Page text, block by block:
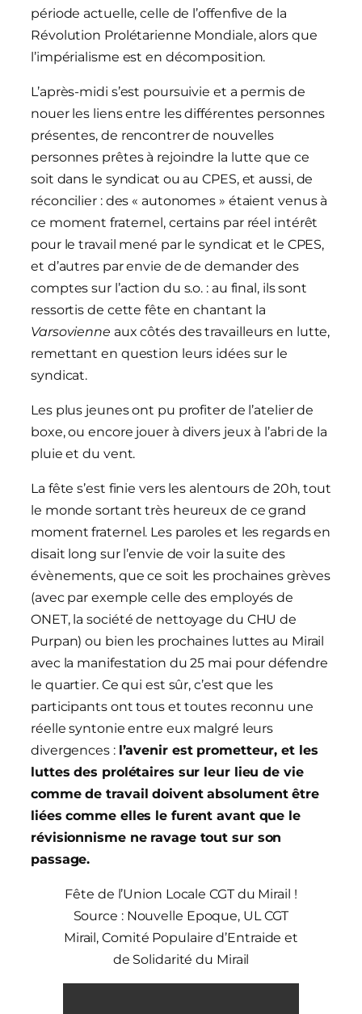
période actuelle, celle de l’offenfive de la
Révolution Prolétarienne Mondiale, alors que
l’impérialisme est en décomposition.
L’après-midi s’est poursuivie et a permis de
nouer les liens entre les différentes personnes
présentes, de rencontrer de nouvelles
personnes prêtes à rejoindre la lutte que ce
soit dans le syndicat ou au CPES, et aussi, de
réconcilier : des « autonomes » étaient venus à
ce moment fraternel, certains par réel intérêt
pour le travail mené par le syndicat et le CPES,
et d’autres par envie de de demander des
comptes sur l’action du s.o. : au final, ils sont
ressortis de cette fête en chantant la
Varsovienne aux côtés des travailleurs en lutte,
remettant en question leurs idées sur le
syndicat.
Les plus jeunes ont pu profiter de l’atelier de
boxe, ou encore jouer à divers jeux à l’abri de la
pluie et du vent.
La fête s’est finie vers les alentours de 20h, tout
le monde sortant très heureux de ce grand
moment fraternel. Les paroles et les regards en
disait long sur l’envie de voir la suite des
évènements, que ce soit les prochaines grèves
(avec par exemple celle des employés de
ONET, la société de nettoyage du CHU de
Purpan) ou bien les prochaines luttes au Mirail
avec la manifestation du 25 mai pour défendre
le quartier. Ce qui est sûr, c’est que les
participants ont tous et toutes reconnu une
réelle syntonie entre eux malgré leurs
divergences : l’avenir est prometteur, et les
luttes des prolétaires sur leur lieu de vie
comme de travail doivent absolument être
liées comme elles le furent avant que le
révisionnisme ne ravage tout sur son
passage.
Fête de l’Union Locale CGT du Mirail !
Source : Nouvelle Epoque, UL CGT
Mirail, Comité Populaire d’Entraide et
de Solidarité du Mirail